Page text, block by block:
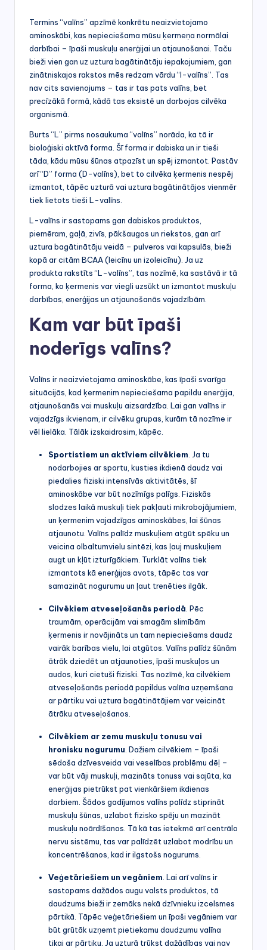
Termins “valīns” apzīmē konkrētu neaizvietojamo
aminoskābi, kas nepieciešama mūsu ķermeņa normālai
darbībai – īpaši muskuļu enerģijai un atjaunošanai. Taču
bieži vien gan uz uztura bagātinātāju iepakojumiem, gan
zinātniskajos rakstos mēs redzam vārdu “l-valīns”. Tas
nav cits savienojums – tas ir tas pats valīns, bet
precīzākā formā, kādā tas eksistē un darbojas cilvēka
organismā.
Burts “L” pirms nosaukuma “valīns” norāda, ka tā ir
bioloģiski aktīvā forma. Šī forma ir dabiska un ir tieši
tāda, kādu mūsu šūnas atpazīst un spēj izmantot. Pastāv
arī “D” forma (D-valīns), bet to cilvēka ķermenis nespēj
izmantot, tāpēc uzturā vai uztura bagātinātājos vienmēr
tiek lietots tieši L-valīns.
L-valīns ir sastopams gan dabiskos produktos,
piemēram, gaļā, zivīs, pākšaugos un riekstos, gan arī
uztura bagātinātāju veidā – pulveros vai kapsulās, bieži
kopā ar citām BCAA (leicīnu un izoleicīnu). Ja uz
produkta rakstīts “L-valīns”, tas nozīmē, ka sastāvā ir tā
forma, ko ķermenis var viegli uzsūkt un izmantot muskuļu
darbības, enerģijas un atjaunošanās vajadzībām.
Kam var būt īpaši
noderīgs valīns?
Valīns ir neaizvietojama aminoskābe, kas īpaši svarīga
situācijās, kad ķermenim nepieciešama papildu enerģija,
atjaunošanās vai muskuļu aizsardzība. Lai gan valīns ir
vajadzīgs ikvienam, ir cilvēku grupas, kurām tā nozīme ir
vēl lielāka. Tālāk izskaidrosim, kāpēc.
Sportistiem un aktīviem cilvēkiem . Ja tu
nodarbojies ar sportu, kusties ikdienā daudz vai
piedalies fiziski intensīvās aktivitātēs, šī
aminoskābe var būt nozīmīgs palīgs. Fiziskās
slodzes laikā muskuļi tiek pakļauti mikrobojājumiem,
un ķermenim vajadzīgas aminoskābes, lai šūnas
atjaunotu. Valīns palīdz muskuļiem atgūt spēku un
veicina olbaltumvielu sintēzi, kas ļauj muskuļiem
augt un kļūt izturīgākiem. Turklāt valīns tiek
izmantots kā enerģijas avots, tāpēc tas var
samazināt nogurumu un ļaut trenēties ilgāk.
Cilvēkiem atveseļošanās periodā . Pēc
traumām, operācijām vai smagām slimībām
ķermenis ir novājināts un tam nepieciešams daudz
vairāk barības vielu, lai atgūtos. Valīns palīdz šūnām
ātrāk dziedēt un atjaunoties, īpaši muskuļos un
audos, kuri cietuši fiziski. Tas nozīmē, ka cilvēkiem
atveseļošanās periodā papildus valīna uzņemšana
ar pārtiku vai uztura bagātinātājiem var veicināt
ātrāku atveseļošanos.
Cilvēkiem ar zemu muskuļu tonusu vai
hronisku nogurumu . Dažiem cilvēkiem – īpaši
sēdoša dzīvesveida vai veselības problēmu dēļ –
var būt vāji muskuļi, mazināts tonuss vai sajūta, ka
enerģijas pietrūkst pat vienkāršiem ikdienas
darbiem. Šādos gadījumos valīns palīdz stiprināt
muskuļu šūnas, uzlabot fizisko spēju un mazināt
muskuļu noārdīšanos. Tā kā tas ietekmē arī centrālo
nervu sistēmu, tas var palīdzēt uzlabot modrību un
koncentrēšanos, kad ir ilgstošs nogurums.
Veģetāriešiem un vegāniem . Lai arī valīns ir
sastopams dažādos augu valsts produktos, tā
daudzums bieži ir zemāks nekā dzīvnieku izcelsmes
pārtikā. Tāpēc veģetāriešiem un īpaši vegāniem var
būt grūtāk uzņemt pietiekamu daudzumu valīna
tikai ar pārtiku. Ja uzturā trūkst dažādības vai nav